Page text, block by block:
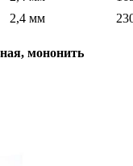
2,4 мм
мононить